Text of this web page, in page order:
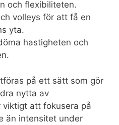
och flexibiliteten.
volleys för att få en
yta.
hastigheten och
på ett sätt som gör
nytta av
viktigt att fokusera på
än intensitet under